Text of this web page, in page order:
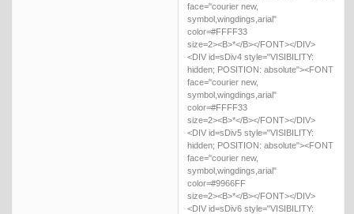
face="courier new,
symbol,wingdings,arial"
color=#FFFF33
size=2><B>*</B></FONT></DIV>
<DIV id=sDiv4 style="VISIBILITY:
hidden; POSITION: absolute"><FONT
face="courier new,
symbol,wingdings,arial"
color=#FFFF33
size=2><B>*</B></FONT></DIV>
<DIV id=sDiv5 style="VISIBILITY:
hidden; POSITION: absolute"><FONT
face="courier new,
symbol,wingdings,arial"
color=#9966FF
size=2><B>*</B></FONT></DIV>
<DIV id=sDiv6 style="VISIBILITY: